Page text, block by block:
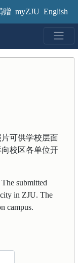
赠 myZJU English
可供学校层面
校区各单位开
submitted
in ZJU. The
campus.